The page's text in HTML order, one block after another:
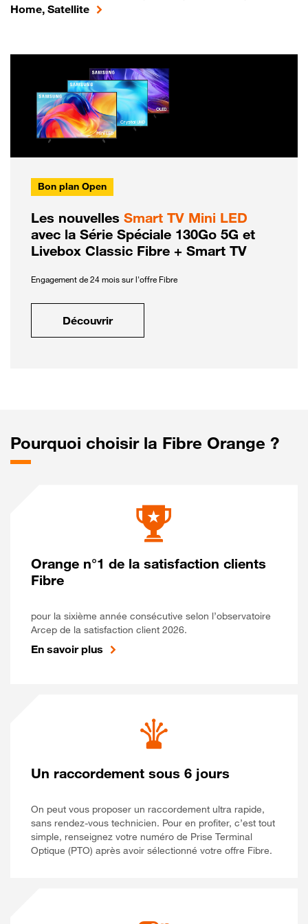
Home, Satellite
Bon plan Open
Les nouvelles Smart TV Mini LED
avec la Série Spéciale 130Go 5G et
Livebox Classic Fibre + Smart TV
Engagement de 24 mois sur l'offre Fibre
Découvrir
Pourquoi choisir la Fibre Orange ?
Orange n°1 de la satisfaction clients
Fibre
pour la sixième année consécutive selon l’observatoire
Arcep de la satisfaction client 2026.
En savoir plus
Un raccordement sous 6 jours
On peut vous proposer un raccordement ultra rapide,
sans rendez-vous technicien. Pour en profiter, c’est tout
simple, renseignez votre numéro de Prise Terminal
Optique (PTO) après avoir sélectionné votre offre Fibre.